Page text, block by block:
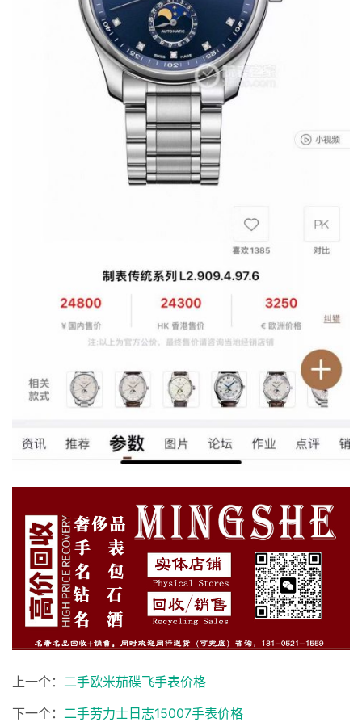
上一个： 二手欧米茄碟飞手表价格
下一个： 二手劳力士日志15007手表价格